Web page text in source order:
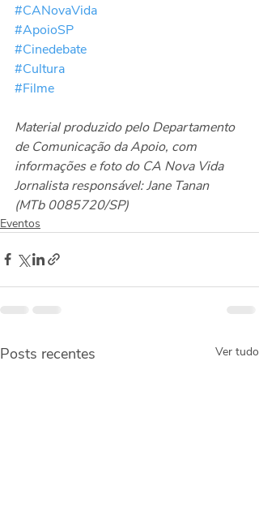
#CANovaVida
#ApoioSP
#Cinedebate
#Cultura
#Filme
Material produzido pelo Departamento
de Comunicação da Apoio, com
informações e foto do CA Nova Vida
Jornalista responsável: Jane Tanan
(MTb 0085720/SP)
Eventos
Posts recentes Ver tudo